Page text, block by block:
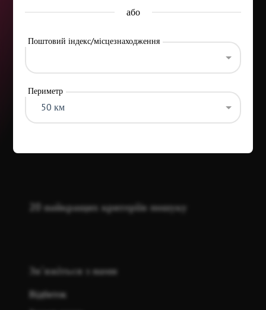
20 найкращих критеріїв пошуку
Зв'яжіться з нами
Відбиток
або
Поштовий індекс/місцезнаходження
Периметр
50 км